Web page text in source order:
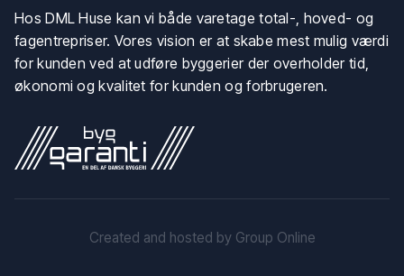
Hos DML Huse kan vi både varetage total-, hoved- og
fagentrepriser. Vores vision er at skabe mest mulig værdi
for kunden ved at udføre byggerier der overholder tid,
økonomi og kvalitet for kunden og forbrugeren.
Created and hosted by Group Online